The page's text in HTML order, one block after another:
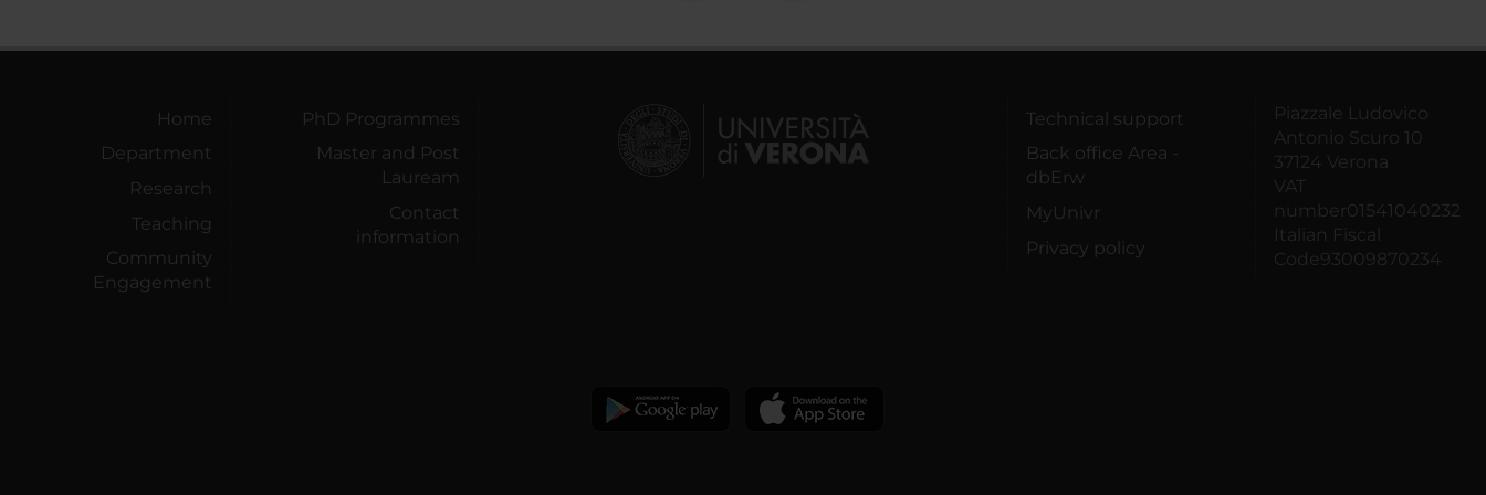
Home
Department
Research
Teaching
Community
Engagement
PhD Programmes
Master and Post
Lauream
Contact
information
Technical support
Back office Area -
dbErw
MyUnivr
Privacy policy
Piazzale Ludovico
Antonio Scuro 10
37124 Verona
VAT
number01541040232
Italian Fiscal
Code93009870234